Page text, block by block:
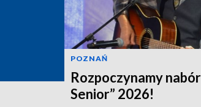
POZNAŃ
Rozpoczynamy
Senior” 2026!